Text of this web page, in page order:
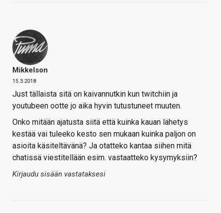
Mikkelson
15.3.2018
Just tällaista sitä on kaivannutkin kun twitchiin ja
youtubeen ootte jo aika hyvin tutustuneet muuten.
Onko mitään ajatusta siitä että kuinka kauan lähetys
kestää vai tuleeko kesto sen mukaan kuinka paljon on
asioita käsiteltävänä? Ja otatteko kantaa siihen mitä
chatissä viestitellään esim. vastaatteko kysymyksiin?
Kirjaudu sisään vastataksesi